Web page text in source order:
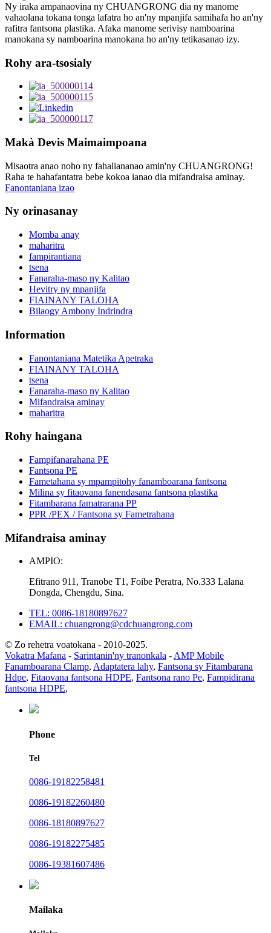
Ny iraka ampanaovina ny CHUANGRONG dia ny manome
vahaolana tokana tonga lafatra ho an'ny mpanjifa samihafa ho an'ny
rafitra fantsona plastika. Afaka manome serivisy namboarina
manokana sy namboarina manokana ho an'ny tetikasanao izy.
Rohy ara-tsosialy
Makà Devis Maimaimpoana
Misaotra anao noho ny fahaliananao amin'ny CHUANGRONG!
Raha te hahafantatra bebe kokoa ianao dia mifandraisa aminay.
Fanontaniana izao
Ny orinasanay
Momba anay
maharitra
fampirantiana
tsena
Fanaraha-maso ny Kalitao
Hevitry ny mpanjifa
FIAINANY TALOHA
Bilaogy Ambony Indrindra
Information
Fanontaniana Matetika Apetraka
FIAINANY TALOHA
tsena
Fanaraha-maso ny Kalitao
Mifandraisa aminay
maharitra
Rohy haingana
Fampifanarahana PE
Fantsona PE
Fametahana sy mpampitohy fanamboarana fantsona
Milina sy fitaovana fanendasana fantsona plastika
Fitambarana famatrarana PP
PPR /PEX / Fantsona sy Fametrahana
Mifandraisa aminay
AMPIO:
Efitrano 911, Tranobe T1, Foibe Peratra, No.333 Lalana
Dongda, Chengdu, Sina.
TEL: 0086-18180897627
EMAIL: chuangrong@cdchuangrong.com
© Zo rehetra voatokana - 2010-2025.
Vokatra Mafana - Sarintanin'ny tranonkala -AMP Mobile
Fanamboarana Clamp, Adaptatera lahy, Fantsona sy Fitambarana
Hdpe, Fitaovana fantsona HDPE, Fantsona rano Pe, Fampidirana
fantsona HDPE,
Phone
Tel
0086-19182258481
0086-19182260480
0086-18180897627
0086-19182275485
0086-19381607486
Mailaka